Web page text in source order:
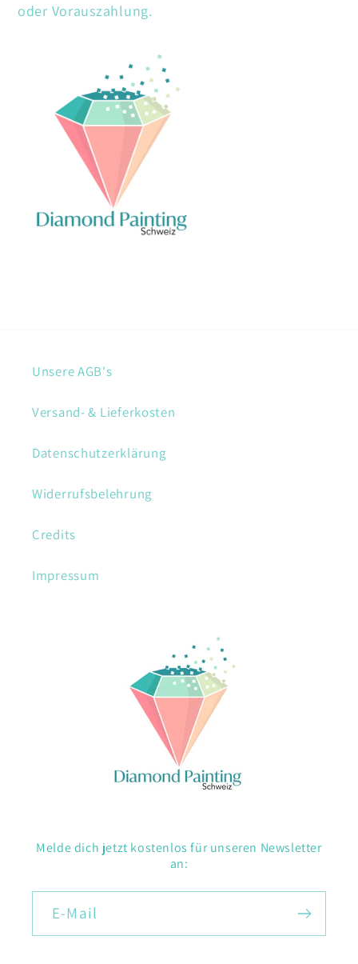
oder Vorauszahlung.
Unsere AGB's
Versand- & Lieferkosten
Datenschutzerklärung
Widerrufsbelehrung
Credits
Impressum
Melde dich jetzt kostenlos für unseren Newsletter
an:
E-Mail